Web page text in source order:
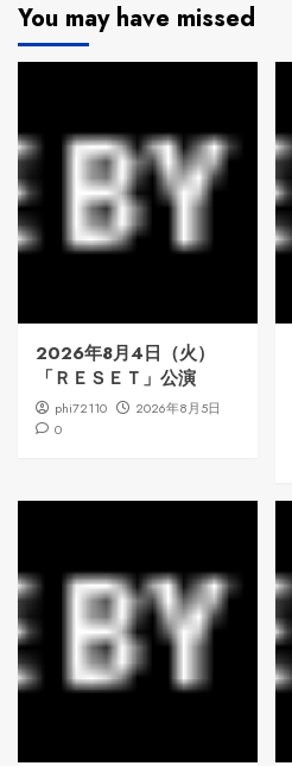
You may have missed
2026年8月4日（火）
「ＲＥＳＥＴ」公演
phi72110
2026年8月5日
0